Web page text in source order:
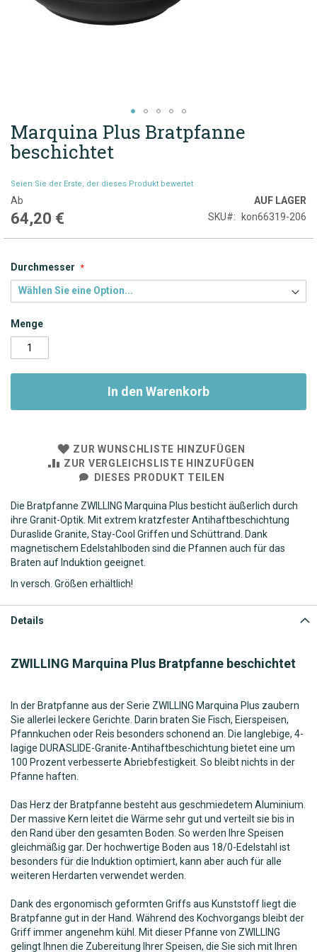
Zum
Anfang
der
springen
Marquina Plus Bratpfanne
beschichtet
Seien Sie der Erste, der dieses Produkt bewertet
Ab
64,20 €
AUF LAGER
SKU
kon66319-206
Durchmesser
Menge
In den Warenkorb
ZUR WUNSCHLISTE HINZUFÜGEN
ZUR VERGLEICHSLISTE HINZUFÜGEN
DIESES PRODUKT TEILEN
Die Bratpfanne ZWILLING Marquina Plus besticht äußerlich durch
ihre Granit-Optik. Mit extrem kratzfester Antihaftbeschichtung
Duraslide Granite, Stay-Cool Griffen und Schüttrand. Dank
magnetischem Edelstahlboden sind die Pfannen auch für das
Braten auf Induktion geeignet.
In versch. Größen erhältlich!
Details
ZWILLING Marquina Plus Bratpfanne beschichtet
In der Bratpfanne aus der Serie ZWILLING Marquina Plus zaubern
Sie allerlei leckere Gerichte. Darin braten Sie Fisch, Eierspeisen,
Pfannkuchen oder Reis besonders schonend an. Die langlebige, 4-
lagige DURASLIDE-Granite-Antihaftbeschichtung bietet eine um
100 Prozent verbesserte Abriebfestigkeit. So bleibt nichts in der
Pfanne haften.
Das Herz der Bratpfanne besteht aus geschmiedetem Aluminium.
Der massive Kern leitet die Wärme sehr gut und verteilt sie bis in
den Rand über den gesamten Boden. So werden Ihre Speisen
gleichmäßig gar. Der hochwertige Boden aus 18/0-Edelstahl ist
besonders für die Induktion optimiert, kann aber auch für alle
weiteren Herdarten verwendet werden.
Dank des ergonomisch geformten Griffs aus Kunststoff liegt die
Bratpfanne gut in der Hand. Während des Kochvorgangs bleibt der
Griff immer angenehm kühl. Mit dieser Pfanne von ZWILLING
gelingt Ihnen die Zubereitung Ihrer Speisen, die Sie sich mit Ihren